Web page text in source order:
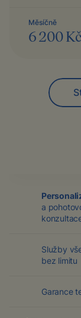
Měsíčně
6 200 Kč
a
Služby
bez limitu
Garance